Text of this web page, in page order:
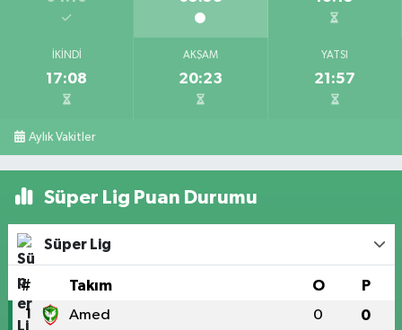
İKINDI
17:08
AKŞAM
20:23
YATSI
21:57
Aylık Vakitler
Süper Lig Puan Durumu
Süper Lig
# Takım O P
1 Amed 0 0